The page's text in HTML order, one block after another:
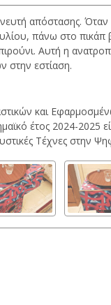
απόστασης.
πάνω στο
Αυτή η
στην εστίαση.
και
έτος 2024-2025
Τέχνες στην